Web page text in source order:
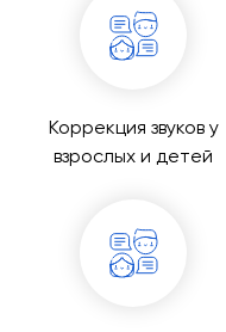
Коррекция звуков у
взрослых и детей